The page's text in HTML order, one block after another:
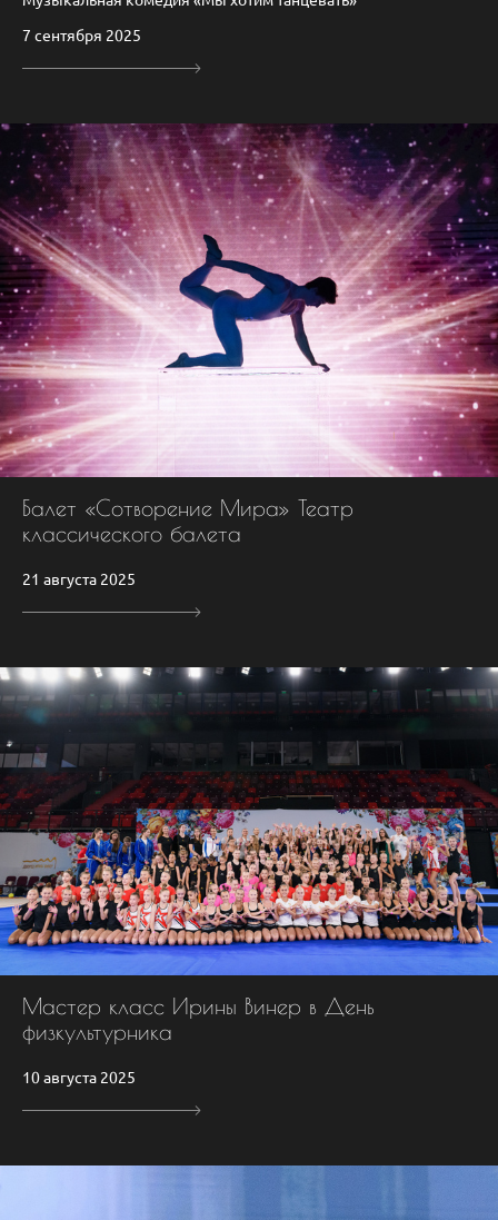
7 сентября 2025
Балет «Сотворение Мира» Театр
классического балета
21 августа 2025
Мастер класс Ирины Винер в День
физкультурника
10 августа 2025